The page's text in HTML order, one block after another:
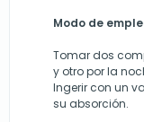
Modo de
Tomar dos
y otro por la
Ingerir con un
su absorción.